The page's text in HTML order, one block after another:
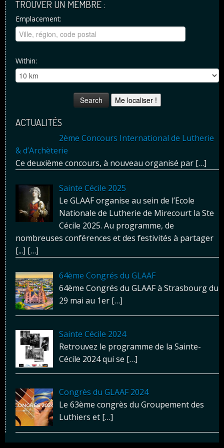
TROUVER UN MEMBRE :
Emplacement:
Within:
Me localiser !
ACTUALITÉS
2ème Concours International de Lutherie
& d’Archèterie
Ce deuxième concours, à nouveau organisé par […]
Sainte Cécile 2025
Le GLAAF organise au sein de l’Ecole
Nationale de Lutherie de Mirecourt la Ste
Cécile 2025. Au programme, de
nombreuses conférences et des festivités à partager
[...] […]
64ème Congrés du GLAAF
64ème Congrés du GLAAF à Strasbourg du
29 mai au 1er […]
Sainte Cécile 2024
Retrouvez le programme de la Sainte-
Cécile 2024 qui se […]
Congrès du GLAAF 2024
Le 63ème congrès du Groupement des
Luthiers et […]